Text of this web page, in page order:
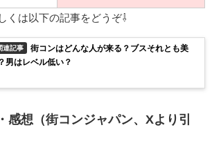
くは以下の記事をどうぞ⇩
連記事
街コンはどんな人が来る？ブスそれとも美
男はレベル低い？
感想（街コンジャパン、Xより引